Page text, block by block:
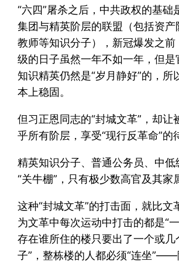
“六四”屠杀之后，中共政权的基础
集团与精英阶层的联盟（包括资产
教师等知识分子），新冠爆发之前
级的日子虽然一年不如一年，但是
知识精英仍然是“岁月静好”的，所
本上稳固。
但习正恩同志的“封城文革”，却让
乎所有阶层，享受“现行反革命”的
精英知识分子、普通公务员、中低
“关牛棚”，只有极少数高官及其家
这种“封城文革”的打击面，就比文
为文革中每次运动中打击的都是“
存在谁所住的楼只要出了一个或几
子”，整栋楼的人都必须“连坐